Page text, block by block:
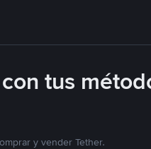
tus
y vender Tether.